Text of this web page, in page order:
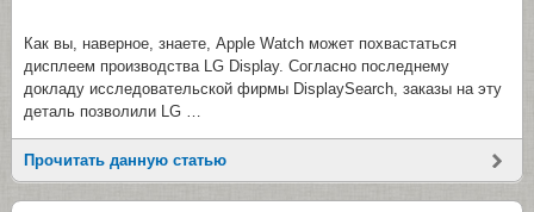
Как вы, наверное, знаете, Apple Watch может похвастаться
дисплеем производства LG Display. Согласно последнему
докладу исследовательской фирмы DisplaySearch, заказы на эту
деталь позволили LG …
Прочитать данную статью